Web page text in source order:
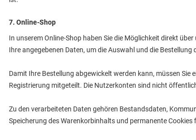
7. Online-Shop
In unserem Online-Shop haben Sie die Möglichkeit direkt
Ihre angegebenen Daten, um die Auswahl und die
Damit Ihre Bestellung abgewickelt werden kann, müssen
Registrierung mitgeteilt. Die Nutzerkonten sind nicht
Zu den verarbeiteten Daten gehören Bestandsdaten,
Speicherung des Warenkorbinhalts und permanente